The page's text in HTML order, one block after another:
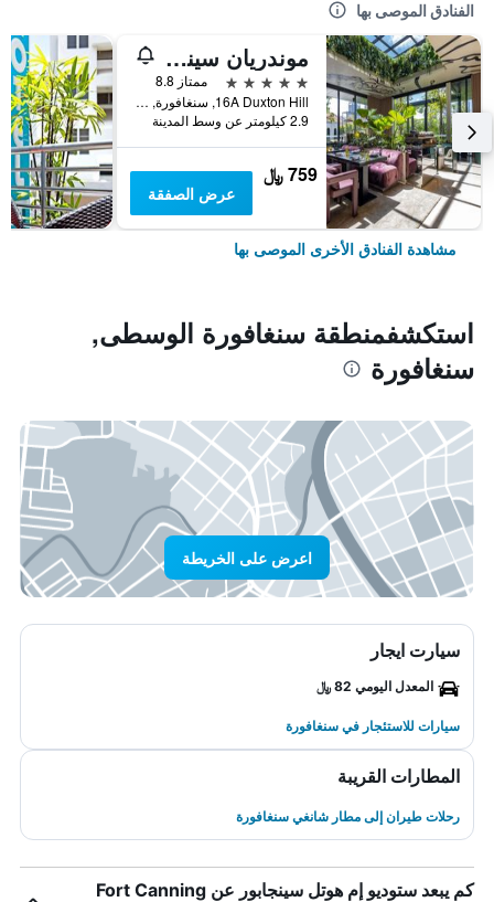
الفنادق الموصى بها
موندريان سينجابور دوكستون
5 نجوم
ممتاز 8.8
16A Duxton Hill, سنغافورة, سنغافورة
2.9 كيلومتر عن وسط المدينة
759 ﷼
عرض الصفقة
مشاهدة الفنادق الأخرى الموصى بها
استكشفمنطقة سنغافورة الوسطى,
سنغافورة
اعرض على الخريطة
سيارت ايجار
المعدل اليومي 82 ﷼
سيارات للاستئجار في سنغافورة
المطارات القريبة
رحلات طيران إلى مطار شانغي سنغافورة
كم يبعد ستوديو إم هوتل سينجابور عن Fort Canning